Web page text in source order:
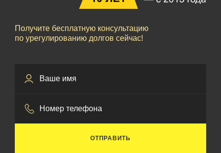
Получите бесплатную консультацию
по урегулированию долгов сейчас!
ОТПРАВИТЬ